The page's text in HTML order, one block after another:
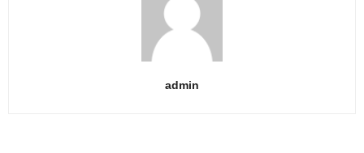
admin